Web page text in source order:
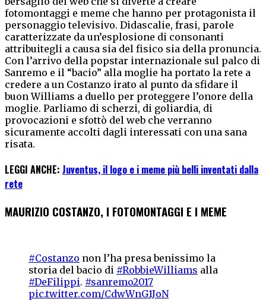
fotomontaggi e meme che hanno per protagonista il
personaggio televisivo. Didascalie, frasi, parole
caratterizzate da un’esplosione di consonanti
attribuitegli a causa sia del fisico sia della pronuncia.
Con l’arrivo della popstar internazionale sul palco di
Sanremo e il “bacio” alla moglie ha portato la rete a
credere a un Costanzo irato al punto da sfidare il
buon Williams a duello per proteggere l’onore della
moglie. Parliamo di scherzi, di goliardia, di
provocazioni e sfottò del web che verranno
sicuramente accolti dagli interessati con una sana
risata.
LEGGI ANCHE: Juventus, il logo e i meme più belli inventati dalla
rete
MAURIZIO COSTANZO, I FOTOMONTAGGI E I MEME
#Costanzo non l’ha presa benissimo la
storia del bacio di #RobbieWilliams alla
#DeFilippi. #sanremo2017
pic.twitter.com/CdwWnG1JoN